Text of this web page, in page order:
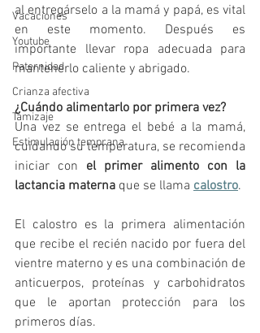
Vacaciones
Youtube
Paternidad
Crianza afectiva
Tamizaje
Estimulación temprana
al entregárselo a la mamá y papá, es vital
en este momento. Después es
importante llevar ropa adecuada para
mantenerlo caliente y abrigado.
¿Cuándo alimentarlo por primera vez?
Una vez se entrega el bebé a la mamá,
cuidando su temperatura, se recomienda
iniciar con el primer alimento con la
lactancia materna que se llama calostro.
El calostro es la primera alimentación
que recibe el recién nacido por fuera del
vientre materno y es una combinación de
anticuerpos, proteínas y carbohidratos
que le aportan protección para los
primeros días.